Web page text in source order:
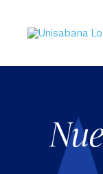
contenido
principal